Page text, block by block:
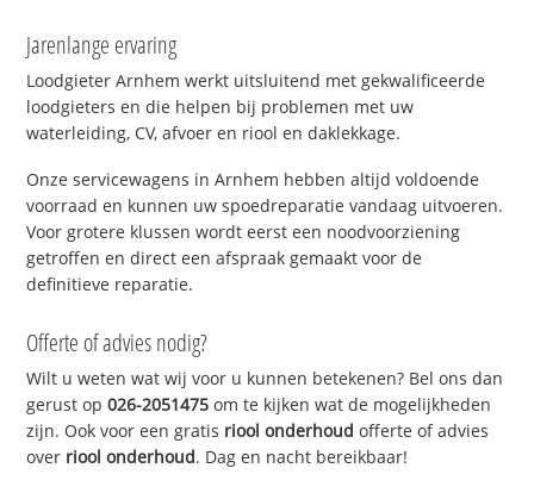
Jarenlange ervaring
Loodgieter Arnhem werkt uitsluitend met gekwalificeerde
loodgieters en die helpen bij problemen met uw
waterleiding, CV, afvoer en riool en daklekkage.
Onze servicewagens in Arnhem hebben altijd voldoende
voorraad en kunnen uw spoedreparatie vandaag uitvoeren.
Voor grotere klussen wordt eerst een noodvoorziening
getroffen en direct een afspraak gemaakt voor de
definitieve reparatie.
Offerte of advies nodig?
Wilt u weten wat wij voor u kunnen betekenen? Bel ons dan
gerust op026-2051475 om te kijken wat de mogelijkheden
zijn. Ook voor een gratis riool onderhoud offerte of advies
over riool onderhoud. Dag en nacht bereikbaar!